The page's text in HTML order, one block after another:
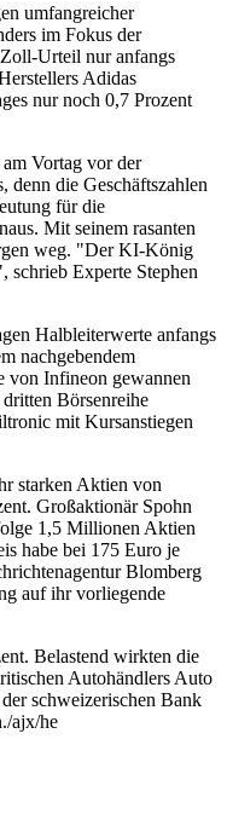
umfangreicher
im Fokus der
Urteil nur anfangs
Adidas
nur noch 0,7 Prozent
Vortag vor der
denn die Geschäftszahlen
für die
Mit seinem rasanten
weg. "Der KI-König
schrieb Experte Stephen
Halbleiterwerte anfangs
nachgebendem
von Infineon gewannen
Börsenreihe
mit Kursanstiegen
starken Aktien von
Großaktionär Spohn
1,5 Millionen Aktien
habe bei 175 Euro je
Blomberg
auf ihr vorliegende
Belastend wirkten die
Autohändlers Auto
schweizerischen Bank
ajx/he